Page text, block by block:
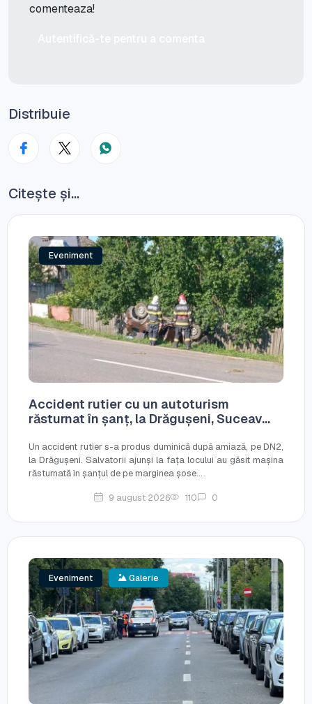
comenteaza!
Distribuie
Citește și...
Eveniment
Accident rutier cu un autoturism
răsturnat în șanț, la Drăgușeni, Suceav...
Un accident rutier s-a produs duminică după amiază, pe DN2,
la Drăgușeni. Salvatorii ajunși la fața locului au găsit mașina
răsturnată în șanțul de pe marginea șose...
9 august 2026 110 0
Eveniment Galerie